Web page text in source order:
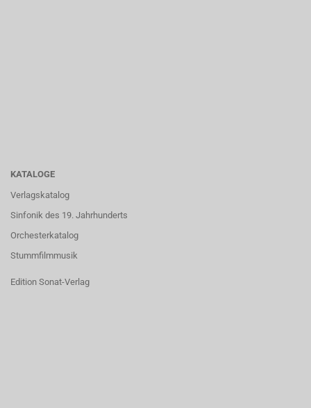
KATALOGE
Verlagskatalog
Sinfonik des 19. Jahrhunderts
Orchesterkatalog
Stummfilmmusik
Edition Sonat-Verlag